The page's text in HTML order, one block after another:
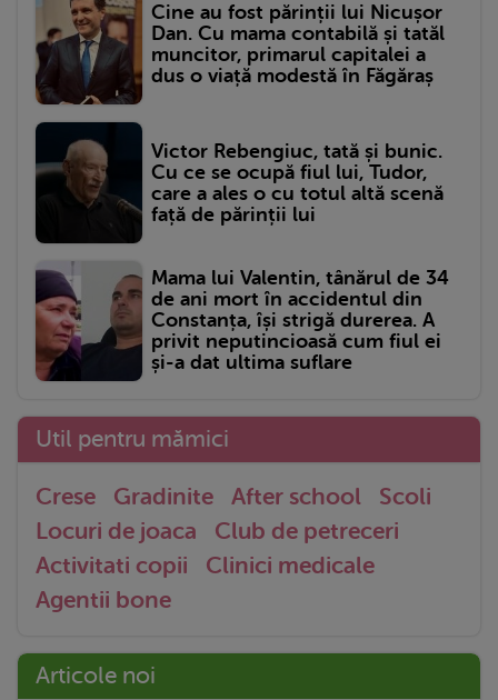
Cine au fost părinții lui Nicușor
Dan. Cu mama contabilă și tatăl
muncitor, primarul capitalei a
dus o viață modestă în Făgăraș
Victor Rebengiuc, tată și bunic.
Cu ce se ocupă fiul lui, Tudor,
care a ales o cu totul altă scenă
față de părinții lui
Mama lui Valentin, tânărul de 34
de ani mort în accidentul din
Constanța, își strigă durerea. A
privit neputincioasă cum fiul ei
și-a dat ultima suflare
Util pentru mămici
Crese Gradinite After school
Scoli
Locuri de joaca
Club de petreceri
Activitati copii
Clinici medicale
Agentii bone
Articole noi